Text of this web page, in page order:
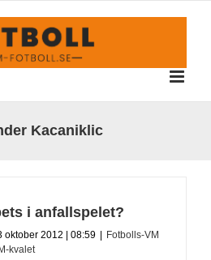
Kacaniklic
i anfallspelet?
oktober 2012 | 08:59 | Fotbolls-VM
kvalet